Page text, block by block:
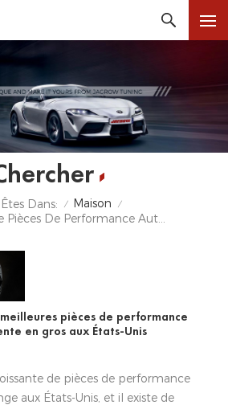
Dans: / Maison /
pièces de performance
en gros aux États-Unis
de pièces de performance
aux États-Unis, et il existe de